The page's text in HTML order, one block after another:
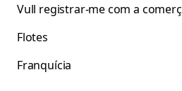
Vull registrar-me com a comerç
Flotes
Franquícia